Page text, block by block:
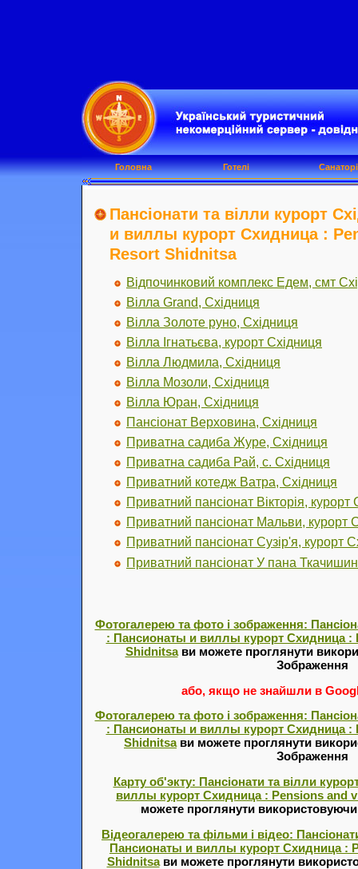
Пансіонати та вілли курорт
и виллы курорт Схидница :
Resort Shidnitsa
Відпочинковий комплекс Едем, смт
Вілла Grand, Східниця
Вілла Золоте руно, Східниця
Вілла Ігнатьєва, курорт Східниця
Вілла Людмила, Східниця
Вілла Мозоли, Східниця
Вілла Юран, Східниця
Пансіонат Верховина, Східниця
Приватна садиба Журе, Східниця
Приватна садиба Рай, с. Східниця
Приватний котедж Ватра, Східниця
Приватний пансіонат Вікторія, курорт
Приватний пансіонат Мальви, курорт
Приватний пансіонат Сузір'я, курорт
Приватний пансіонат У пана
Фотогалерею та фото і зображення:
: Пансионаты и виллы курорт Схидница :
Shidnitsaви можете проглянути
Зображення
або, якщо не знайшли в
Фотогалерею та фото і зображення:
: Пансионаты и виллы курорт Схидница :
Shidnitsaви можете проглянути
Зображення
Карту об'экту: Пансіонати та вілли
виллы курорт Схидница : Pensions and
можете проглянути використовуючи
Відеогалерею та фільми і відео:
Пансионаты и виллы курорт Схидница :
Shidnitsaви можете проглянути
Головна Готелі